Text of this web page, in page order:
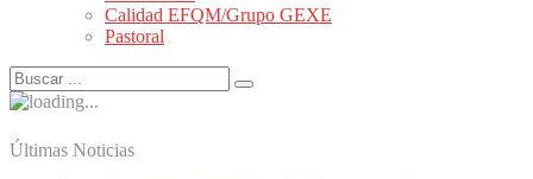
Calidad EFQM/Grupo GEXE
Pastoral
Últimas Noticias